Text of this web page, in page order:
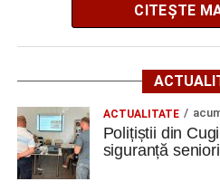
Adaugă
preferată
Ultimele știri din Cugir
„Roș-albaștrii”, eliminare
Metalurgistul Cugir –
CITEȘTE
ACTUALITATE
Polițiștii din
siguranță